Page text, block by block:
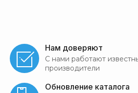
Нам доверяют
С нами работают
производители
Обновление каталога